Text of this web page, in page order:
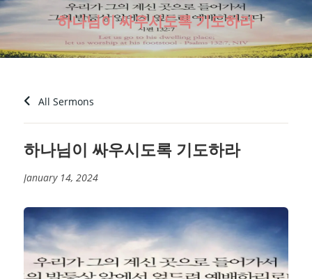
하나님이 싸우시도록 기도하라
All Sermons
하나님이 싸우시도록 기도하라
January 14, 2024